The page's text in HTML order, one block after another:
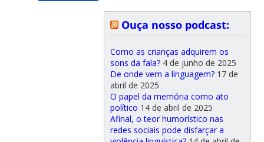
Ouça nosso podcast:
Como as crianças adquirem os
sons da fala? 4 de junho de 2025
De onde vem a linguagem? 17 de
abril de 2025
O papel da memória como ato
político 14 de abril de 2025
Afinal, o teor humorístico nas
redes sociais pode disfarçar a